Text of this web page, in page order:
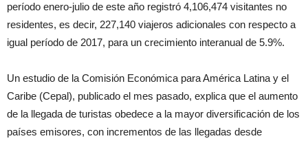
período enero-julio de este año registró 4,106,474 visitantes no
residentes, es decir, 227,140 viajeros adicionales con respecto a
igual período de 2017, para un crecimiento interanual de 5.9%.
Un estudio de la Comisión Económica para América Latina y el
Caribe (Cepal), publicado el mes pasado, explica que el aumento
de la llegada de turistas obedece a la mayor diversificación de los
países emisores, con incrementos de las llegadas desde